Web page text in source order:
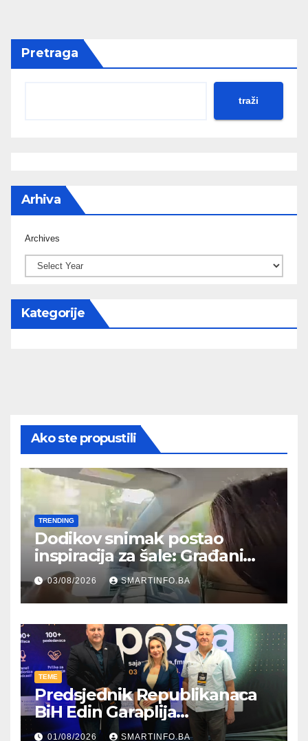
Pretraga
traži
Arhiva
Archives
Kategorije
Ako ste propustili
TRENDING
Dodikov snimak postao
inspiracija za šale: Građani
kroz parodiju poslali poruku
03/08/2026 SMARTINFO.BA
TEME
Predsjednik Republikanaca
BiH Edin Garaplija
prisustvovao prezentaciji
01/08/2026 SMARTINFO.BA